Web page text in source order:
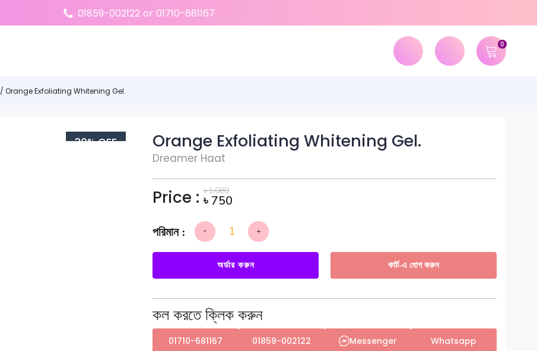
01859-002122 or 01710-681167
0
/ Orange Exfoliating Whitening Gel.
30% OFF Orange Exfoliating Whitening Gel.
Dreamer Haat
Price : ৳1,080
৳ 750
-
Whitening
+
কার্ট-এ যোগ করুন
অর্ডার করুন
কল করতে ক্লিক করুন
01710-681167 01859-002122 Messenger Whatsapp